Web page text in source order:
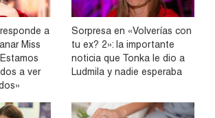
a
Miss
a ver
Sorpresa en «Volverías con
tu ex? 2»: la importante
noticia que Tonka le dio a
Ludmila y nadie esperaba